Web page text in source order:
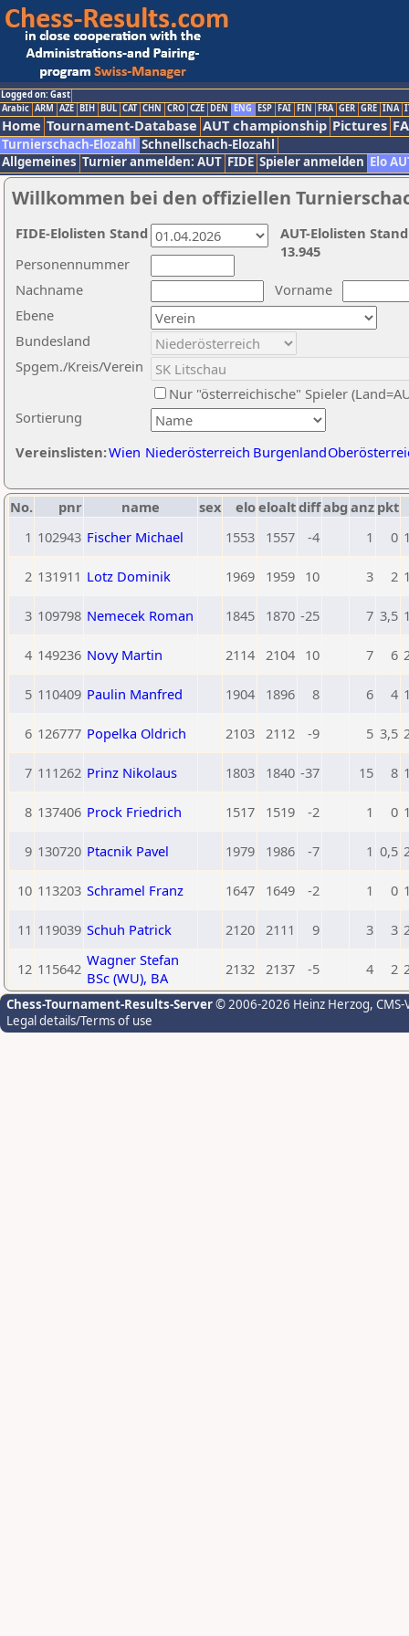
Logged on: Gast
Arabic ARM AZE BIH BUL CAT CHN CRO CZE DEN ENG ESP FAI FIN FRA GER GRE INA
Home Tournament-Database AUT championship Pictures
Turnierschach-Elozahl Schnellschach-Elozahl
Allgemeines Turnier anmelden: AUT FIDE Spieler anmelden Elo
Willkommen bei den offiziellen
Nachname
Vorname
Ebene
Sortierung
Personennummer
Bundesland
Spgem./Kreis/Verein
Nur "österreichische" Spieler
Vereinslisten:Wien Niederösterreich Burgenland
AUT-Elolisten
13.945
FIDE-Elolisten Stand
No. pnr name sex eloeloaltdiffabg anz pkt
1 102943 Fischer Michael 1553 1557 -4 1 0
2 131911 Lotz Dominik 1969 1959 10 3 2
3 109798 Nemecek Roman 1845 1870 -25 7 3,5
4 149236 Novy Martin 2114 2104 10 7 6
5 110409 Paulin Manfred 1904 1896 8 6 4
6 126777 Popelka Oldrich 2103 2112 -9 5 3,5
7 111262 Prinz Nikolaus 1803 1840 -37 15 8
8 137406 Prock Friedrich 1517 1519 -2 1 0
9 130720 Ptacnik Pavel 1979 1986 -7 1 0,5
10 113203 Schramel Franz 1647 1649 -2 1 0
11 119039 Schuh Patrick 2120 2111 9 3 3
12 115642 Wagner Stefan
BSc (WU), BA
2132 2137 -5 4 2
Chess-Tournament-Results-Server© 2006-2026 Heinz Herzog,
Legal details/Terms of use